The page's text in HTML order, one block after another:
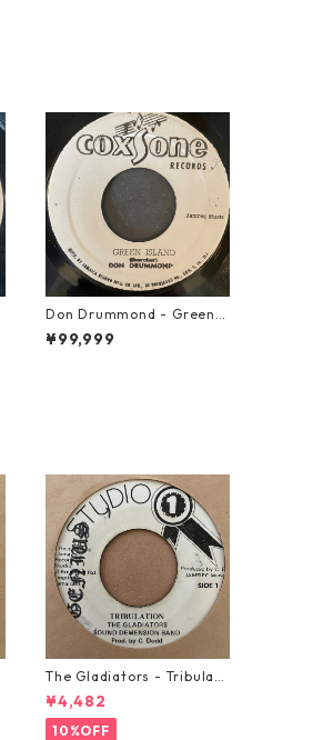
Don Drummond - Green I
sland【7-22018】
¥99,999
The Gladiators - Tribulati
on【7-21365】
¥4,482
10%OFF